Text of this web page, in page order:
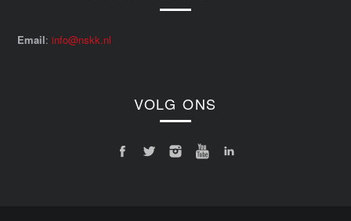
Email:info@nskk.nl
VOLG ONS